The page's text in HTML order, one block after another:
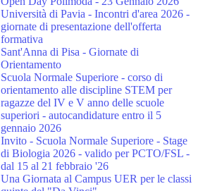
Università di Pavia - Incontri d'area 2026 -
giornate di presentazione dell'offerta
formativa
Sant'Anna di Pisa - Giornate di
Orientamento
Scuola Normale Superiore - corso di
orientamento alle discipline STEM per
ragazze del IV e V anno delle scuole
superiori - autocandidature entro il 5
gennaio 2026
Invito - Scuola Normale Superiore - Stage
di Biologia 2026 - valido per PCTO/FSL -
dal 15 al 21 febbraio '26
Una Giornata al Campus UER per le classi